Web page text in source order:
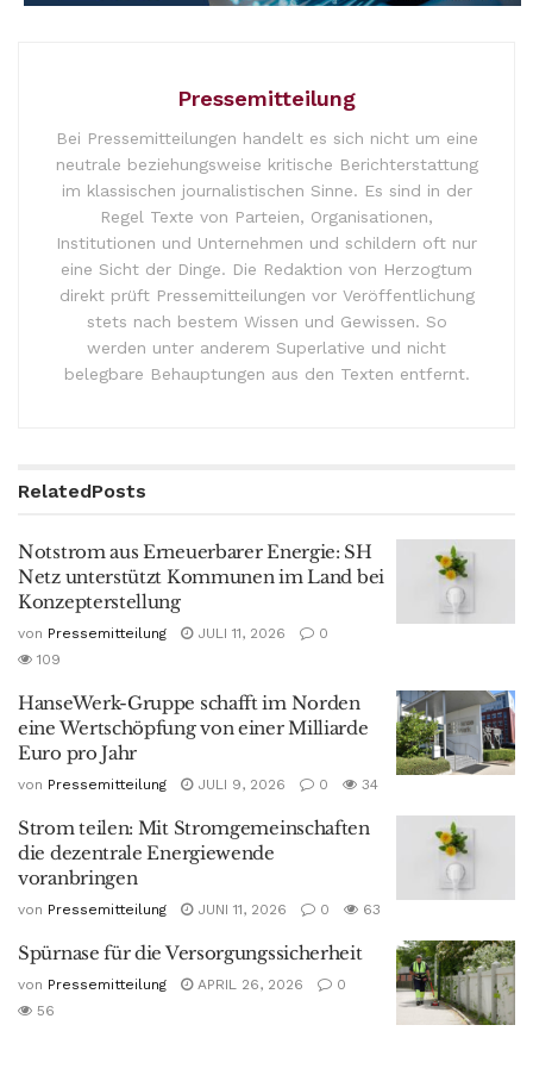
Pressemitteilung
Bei Pressemitteilungen handelt es sich nicht um eine
neutrale beziehungsweise kritische Berichterstattung
im klassischen journalistischen Sinne. Es sind in der
Regel Texte von Parteien, Organisationen,
Institutionen und Unternehmen und schildern oft nur
eine Sicht der Dinge. Die Redaktion von Herzogtum
direkt prüft Pressemitteilungen vor Veröffentlichung
stets nach bestem Wissen und Gewissen. So
werden unter anderem Superlative und nicht
belegbare Behauptungen aus den Texten entfernt.
RelatedPosts
Notstrom aus Erneuerbarer Energie: SH
Netz unterstützt Kommunen im Land bei
Konzepterstellung
von Pressemitteilung JULI 11, 2026
0
109
HanseWerk-Gruppe schafft im Norden
eine Wertschöpfung von einer Milliarde
Euro pro Jahr
von Pressemitteilung JULI 9, 2026 0 34
Strom teilen: Mit Stromgemeinschaften
die dezentrale Energiewende
voranbringen
von Pressemitteilung JUNI 11, 2026 0 63
Spürnase für die Versorgungssicherheit
von Pressemitteilung APRIL 26, 2026
0
56